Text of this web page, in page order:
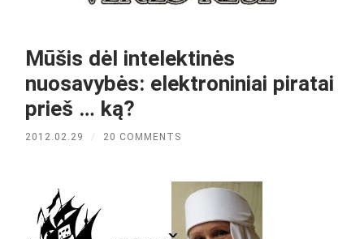
Mūšis dėl intelektinės
nuosavybės: elektroniniai piratai
prieš … ką?
2012.02.29 / 20 COMMENTS